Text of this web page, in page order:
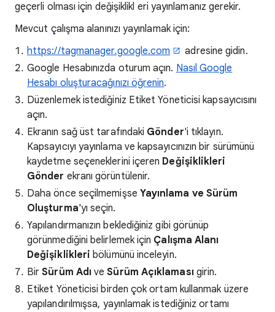
geçerli olması için değişiklikl eri yayınlamanız gerekir.
Mevcut çalışma alanınızı yayınlamak için:
https://tagmanager.google.com
adresine gidin.
Google Hesabınızda oturum açın. Nasıl Google
Hesabı oluşturacağınızı öğrenin.
Düzenlemek istediğiniz Etiket Yöneticisi kapsayıcısını
açın.
Ekranın sağ üst tarafındaki Gönder'i tıklayın.
Kapsayıcıyı yayınlama ve kapsayıcınızın bir sürümünü
kaydetme seçeneklerini içeren Değişiklikleri
Gönder ekranı görüntülenir.
Daha önce seçilmemişse Yayınlama ve Sürüm
Oluşturma'yı seçin.
Yapılandırmanızın beklediğiniz gibi görünüp
görünmediğini belirlemek için Çalışma Alanı
Değişiklikleri bölümünü inceleyin.
BirSürüm Adı veSürüm Açıklaması girin.
Etiket Yöneticisi birden çok ortam kullanmak üzere
yapılandırılmışsa, yayınlamak istediğiniz ortamı